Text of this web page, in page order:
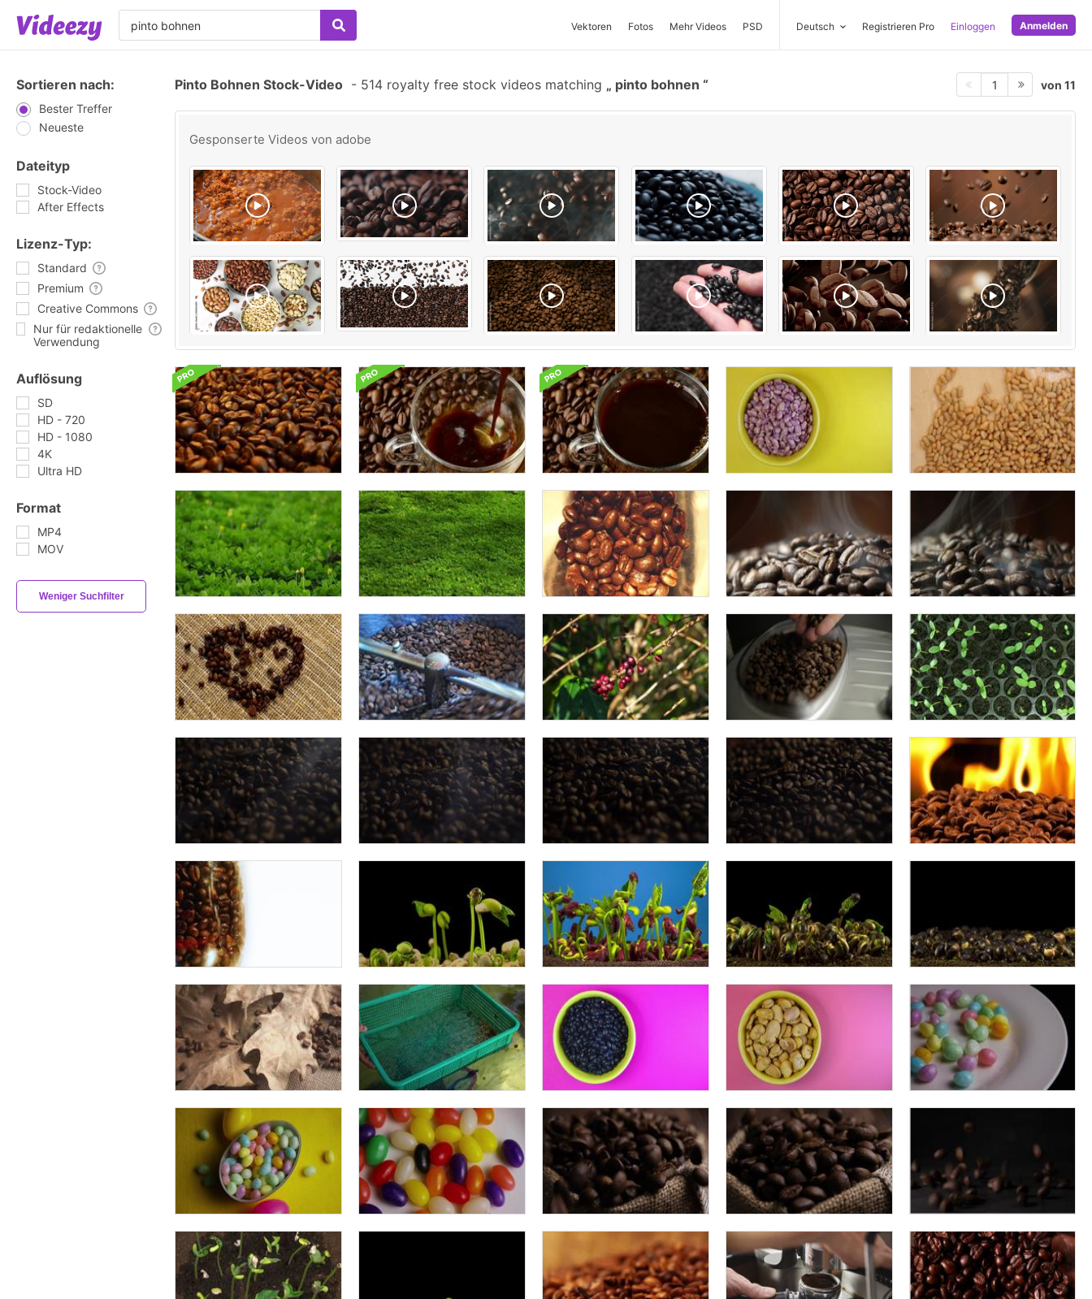
Vektoren Fotos Mehr Videos PSD Deutsch Registrieren Pro Einloggen Anmelden
Sortieren nach:
Bester Treffer
Neueste
Dateityp
Stock-Video
After Effects
Lizenz-Typ:
Standard
Premium
Creative Commons
Nur für redaktionelle
Verwendung
Auflösung
SD
HD - 720
HD - 1080
4K
Ultra HD
Format
MP4
MOV
Weniger Suchfilter
Pinto Bohnen Stock-Video - 514 royalty free stock videos matching pinto bohnen 1 von 11
Gesponserte Videos von adobe